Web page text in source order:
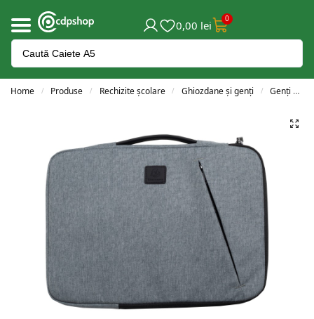
0,00 lei 0
Home / Produse / Rechizite școlare / Ghiozdane și genți / Genți de umăr/laptop